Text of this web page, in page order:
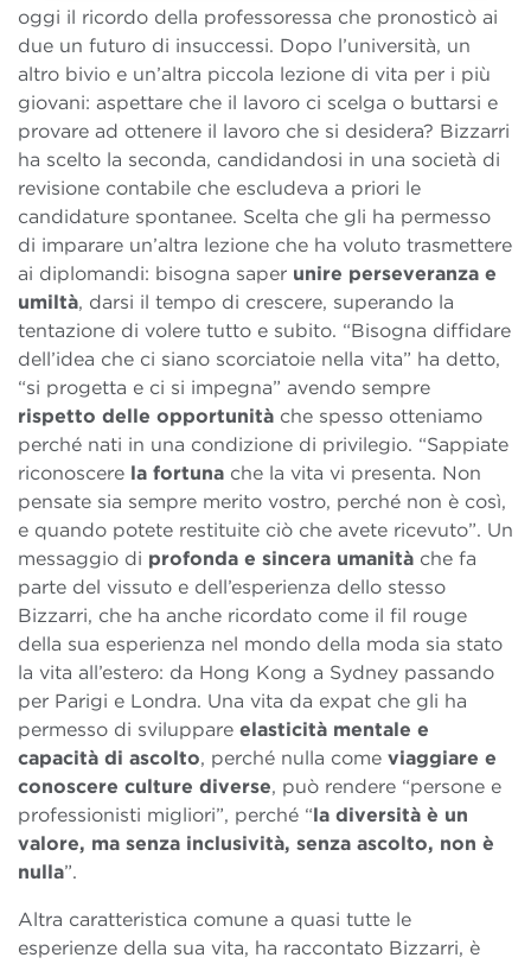
oggi il ricordo della professoressa che pronosticò ai
due un futuro di insuccessi. Dopo l’università, un
altro bivio e un’altra piccola lezione di vita per i più
giovani: aspettare che il lavoro ci scelga o buttarsi e
provare ad ottenere il lavoro che si desidera? Bizzarri
ha scelto la seconda, candidandosi in una società di
revisione contabile che escludeva a priori le
candidature spontanee. Scelta che gli ha permesso
di imparare un’altra lezione che ha voluto trasmettere
ai diplomandi: bisogna saper unire perseveranza e
umiltà, darsi il tempo di crescere, superando la
tentazione di volere tutto e subito. “Bisogna diffidare
dell’idea che ci siano scorciatoie nella vita” ha detto,
“si progetta e ci si impegna” avendo sempre
rispetto delle opportunità che spesso otteniamo
perché nati in una condizione di privilegio. “Sappiate
riconoscere la fortuna che la vita vi presenta. Non
pensate sia sempre merito vostro, perché non è così,
e quando potete restituite ciò che avete ricevuto”. Un
messaggio di profonda e sincera umanità che fa
parte del vissuto e dell’esperienza dello stesso
Bizzarri, che ha anche ricordato come il fil rouge
della sua esperienza nel mondo della moda sia stato
la vita all’estero: da Hong Kong a Sydney passando
per Parigi e Londra. Una vita da expat che gli ha
permesso di sviluppare elasticità mentale e
capacità di ascolto, perché nulla come viaggiare e
conoscere culture diverse, può rendere “persone e
professionisti migliori”, perché “la diversità è un
valore, ma senza inclusività, senza ascolto, non è
nulla”.
Altra caratteristica comune a quasi tutte le
esperienze della sua vita, ha raccontato Bizzarri, è